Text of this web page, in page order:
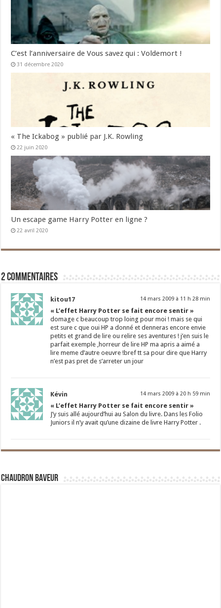
C’est l’anniversaire de Vous savez qui : Voldemort !
31 décembre 2020
« The Ickabog » publié par J.K. Rowling
22 juin 2020
Un escape game Harry Potter en ligne ?
22 avril 2020
2 commentaires
kitou17 14 mars 2009 à 11 h 28 min
« L’effet Harry Potter se fait encore sentir »
domage c beaucoup trop loing pour moi ! mais se qui
est sure c que oui HP a donné et denneras encore envie
petits et grand de lire ou relire ses aventures ! j’en suis le
parfait exemple ,horreur de lire HP ma apris a aimé a
lire meme d’autre oeuvre !bref tt sa pour dire que Harry
n’est pas pret de s’arreter un jour
Kévin 14 mars 2009 à 20 h 59 min
« L’effet Harry Potter se fait encore sentir »
J’y suis allé aujourd’hui au Salon du livre. Dans les Folio
Juniors il n’y avait qu’une dizaine de livre Harry Potter .
Chaudron Baveur